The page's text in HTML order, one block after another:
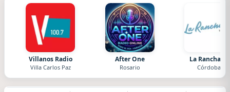
Villanos Radio
Villa Carlos Paz
After One
Rosario
La Ranchada
Córdoba